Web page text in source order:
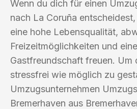
Wenn du dich für einen
nach La Coruña
eine hohe Lebensqualität,
Freizeitmöglichkeiten und
Gastfreundschaft freuen. Um
stressfrei wie möglich zu
Umzugsunternehmen
Bremerhaven aus